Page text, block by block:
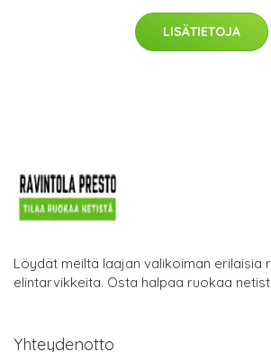
LISÄTIETOJA
Löydät meiltä laajan valikoiman erilaisia
elintarvikkeita. Osta halpaa ruokaa
Yhteydenotto